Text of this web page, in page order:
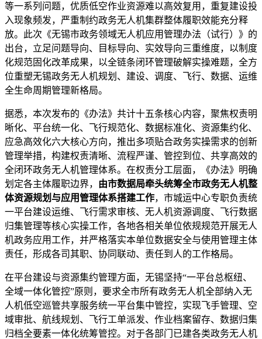
等一系列问题，优质低空作业资源难以高效复用，重复建设投
入现象频发，严重制约政务无人机集群整体履职效能充分释
放。此次《无锡市政务领域无人机应用管理办法（试行）》的
出台，立足问题导向、目标导向、实效导向三重维度，以制度
化规范固化改革成果，以全链条闭环管理破解实操难题，全方
位重塑无锡政务无人机规划、建设、调度、飞行、数据、运维
全生命周期管理新格局。
据悉，本次发布的《办法》共计十五条核心内容，聚焦权责明
晰化、平台统一化、飞行规范化、数据标准化、资源集约化、
应急高效化六大核心方向，推出多项贴合政务实操需求的创新
管理举措，构建权责清晰、流程严谨、管控到位、共享高效的
全闭环政务无人机管理体系。在权责分工层面，《办法》明确
划定各主体履职边界， 由市数据局牵头统筹全市政务无人机整
体资源规划与应用管理体系搭建工作，市城运中心专职负责统
一平台建设运维、飞行需求审核、无人机资源调度、飞行数据
归集管理等核心实操工作，各地各相关单位依规规范开展无人
机政务应用工作，并严格落实本单位数据安全与使用管理主体
责任，形成各司其职、协同联动、责任到人的工作格局。
在平台建设与资源集约管理方面，无锡坚持“一平台总枢纽、
全域一体化管控”原则，要求全市所有政务无人机全部纳入无
人机低空巡管共享服务统一平台集中管控，实现飞手管理、空
域审批、航线规划、飞行工单派发、作业档案留存、数据归集
归档全要素一体化统筹管控。对于各部门已建各类政务无人机